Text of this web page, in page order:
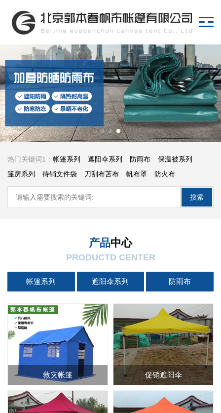
热门关键词1： 帐篷系列 遮阳伞系列 防雨布
保温被系列
篷房系列
待销文件袋 刀刮布苫布 帆布罩
防火布
防水苫布
防汛沙袋 防雨罩 棉门帘 异型罩
迷彩布
搜索
产品中心
PRODUCTD CENTER
帐篷系列 遮阳伞系列 防雨布
救灾帐篷 促销遮阳伞